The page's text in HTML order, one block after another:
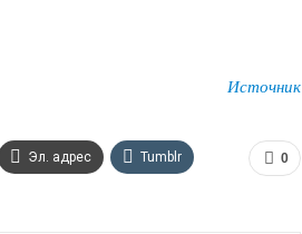
Источник
0
Эл. адрес Tumblr